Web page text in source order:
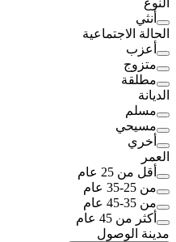
النوع
أنثي
الحالة الاجتماعية
أعزب
متزوج
مطلقة
الديانة
مسلم
مسيحي
أخري
العمر
أقل من 25 عام
من 25-35 عام
من 35-45 عام
أكثر من 45 عام
مدينة الوصول